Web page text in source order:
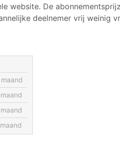
website. De
deelnemer vrij weinig